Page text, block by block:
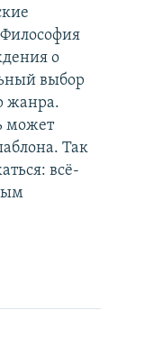
о
выбор
жанра.
может
Так
всё-